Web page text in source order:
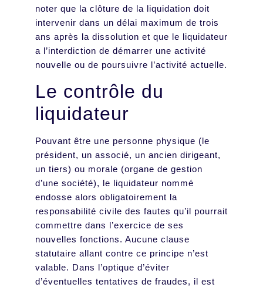
noter que la clôture de la liquidation doit
intervenir dans un délai maximum de trois
ans après la dissolution et que le liquidateur
a l’interdiction de démarrer une activité
nouvelle ou de poursuivre l’activité actuelle.
Le contrôle du
liquidateur
Pouvant être une personne physique (le
président, un associé, un ancien dirigeant,
un tiers) ou morale (organe de gestion
d’une société), le liquidateur nommé
endosse alors obligatoirement la
responsabilité civile des fautes qu’il pourrait
commettre dans l’exercice de ses
nouvelles fonctions. Aucune clause
statutaire allant contre ce principe n’est
valable. Dans l’optique d’éviter
d’éventuelles tentatives de fraudes, il est